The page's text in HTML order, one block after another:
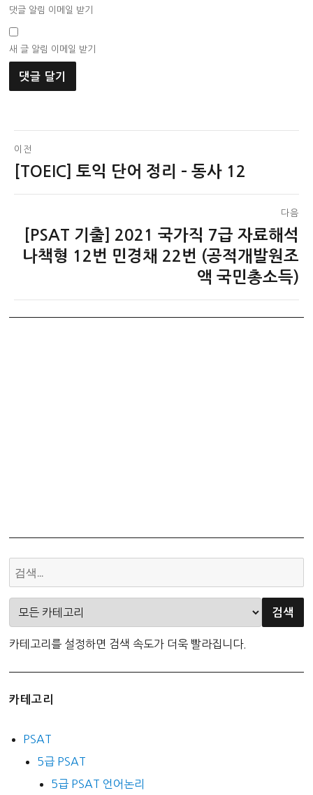
댓글 알림 이메일 받기
새 글 알림 이메일 받기
글
탐
이전
이[TOEIC] 토익 단어 정리 – 동사 12
다음
[PSAT 기출] 2021 국가직 7급 자료해석
나책형 12번 민경채 22번 (공적개발원조
액 국민총소득)
카테고리를 설정하면 검색 속도가 더욱 빨라집니다.
카테고리
PSAT
5급 PSAT
5급 PSAT 언어논리